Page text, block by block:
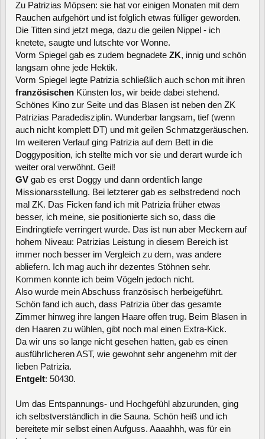
Zu Patrizias Möpsen: sie hat vor einigen Monaten mit dem
Rauchen aufgehört und ist folglich etwas fülliger geworden.
Die Titten sind jetzt mega, dazu die geilen Nippel - ich
knetete, saugte und lutschte vor Wonne.
Vorm Spiegel gab es zudem begnadete ZK, innig und schön
langsam ohne jede Hektik.
Vorm Spiegel legte Patrizia schließlich auch schon mit ihren
französischen Künsten los, wir beide dabei stehend.
Schönes Kino zur Seite und das Blasen ist neben den ZK
Patrizias Paradedisziplin. Wunderbar langsam, tief (wenn
auch nicht komplett DT) und mit geilen Schmatzgeräuschen.
Im weiteren Verlauf ging Patrizia auf dem Bett in die
Doggyposition, ich stellte mich vor sie und derart wurde ich
weiter oral verwöhnt. Geil!
GV gab es erst Doggy und dann ordentlich lange
Missionarsstellung. Bei letzterer gab es selbstredend noch
mal ZK. Das Ficken fand ich mit Patrizia früher etwas
besser, ich meine, sie positionierte sich so, dass die
Eindringtiefe verringert wurde. Das ist nun aber Meckern auf
hohem Niveau: Patrizias Leistung in diesem Bereich ist
immer noch besser im Vergleich zu dem, was andere
abliefern. Ich mag auch ihr dezentes Stöhnen sehr.
Kommen konnte ich beim Vögeln jedoch nicht.
Also wurde mein Abschuss französisch herbeigeführt.
Schön fand ich auch, dass Patrizia über das gesamte
Zimmer hinweg ihre langen Haare offen trug. Beim Blasen in
den Haaren zu wühlen, gibt noch mal einen Extra-Kick.
Da wir uns so lange nicht gesehen hatten, gab es einen
ausführlicheren AST, wie gewohnt sehr angenehm mit der
lieben Patrizia.
Entgelt: 50430.
Um das Entspannungs- und Hochgefühl abzurunden, ging
ich selbstverständlich in die Sauna. Schön heiß und ich
bereitete mir selbst einen Aufguss. Aaaahhh, was für ein